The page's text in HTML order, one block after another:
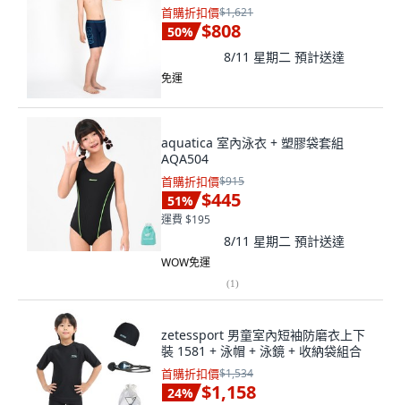
首購折扣價$1,621
50% $808
8/11 星期二 預計送達
免運
aquatica 室內泳衣 + 塑膠袋套組
AQA504
首購折扣價$915
51% $445
運費 $195
8/11 星期二 預計送達
WOW免運
(1)
zetessport 男童室內短袖防磨衣上下
裝 1581 + 泳帽 + 泳鏡 + 收納袋組合
首購折扣價$1,534
24% $1,158